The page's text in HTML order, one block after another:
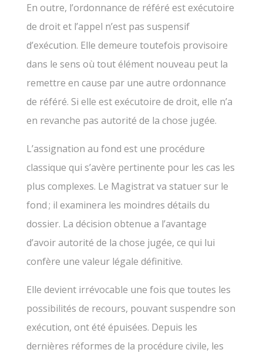
En outre, l’ordonnance de référé est exécutoire
de droit et l’appel n’est pas suspensif
d’exécution. Elle demeure toutefois provisoire
dans le sens où tout élément nouveau peut la
remettre en cause par une autre ordonnance
de référé. Si elle est exécutoire de droit, elle n’a
en revanche pas autorité de la chose jugée.
L’assignation au fond est une procédure
classique qui s’avère pertinente pour les cas les
plus complexes. Le Magistrat va statuer sur le
fond ; il examinera les moindres détails du
dossier. La décision obtenue a l’avantage
d’avoir autorité de la chose jugée, ce qui lui
confère une valeur légale définitive.
Elle devient irrévocable une fois que toutes les
possibilités de recours, pouvant suspendre son
exécution, ont été épuisées. Depuis les
dernières réformes de la procédure civile, les